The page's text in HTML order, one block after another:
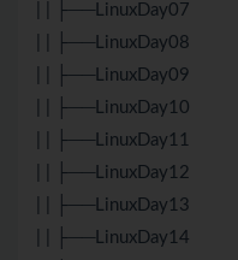
| | ├──LinuxDay07
| | ├──LinuxDay08
| | ├──LinuxDay09
| | ├──LinuxDay10
| | ├──LinuxDay11
| | ├──LinuxDay12
| | ├──LinuxDay13
| | ├──LinuxDay14